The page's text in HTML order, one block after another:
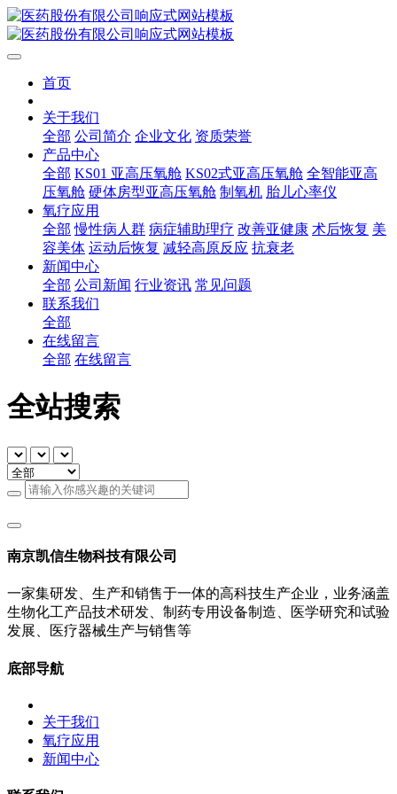
首页
关于我们
全部 公司简介 企业文化 资质荣誉
产品中心
全部 KS01 亚高压氧舱 KS02式亚高压氧舱 全智能亚高
压氧舱 硬体房型亚高压氧舱 制氧机 胎儿心率仪
氧疗应用
全部 慢性病人群 病症辅助理疗 改善亚健康 术后恢复 美
容美体 运动后恢复 减轻高原反应 抗衰老
新闻中心
全部 公司新闻 行业资讯 常见问题
联系我们
全部
在线留言
全部 在线留言
全站搜索
南京凯信生物科技有限公司
一家集研发、生产和销售于一体的高科技生产企业，业务涵盖
生物化工产品技术研发、制药专用设备制造、医学研究和试验
发展、医疗器械生产与销售等
底部导航
关于我们
氧疗应用
新闻中心